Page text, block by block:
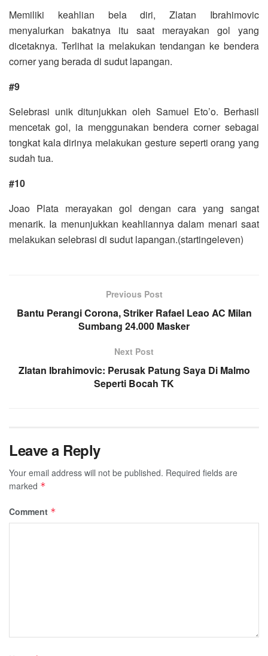
Memiliki keahlian bela diri, Zlatan Ibrahimovic
menyalurkan bakatnya itu saat merayakan gol yang
dicetaknya. Terlihat ia melakukan tendangan ke bendera
corner yang berada di sudut lapangan.
#9
Selebrasi unik ditunjukkan oleh Samuel Eto’o. Berhasil
mencetak gol, ia menggunakan bendera corner sebagai
tongkat kala dirinya melakukan gesture seperti orang yang
sudah tua.
#10
Joao Plata merayakan gol dengan cara yang sangat
menarik. Ia menunjukkan keahliannya dalam menari saat
melakukan selebrasi di sudut lapangan.(startingeleven)
Previous Post
Bantu Perangi Corona, Striker Rafael Leao AC Milan
Sumbang 24.000 Masker
Next Post
Zlatan Ibrahimovic: Perusak Patung Saya Di Malmo
Seperti Bocah TK
Leave a Reply
Your email address will not be published. Required fields are
marked *
Comment *